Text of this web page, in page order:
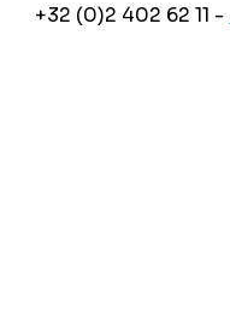
+32 (0)2 402 62 11 -